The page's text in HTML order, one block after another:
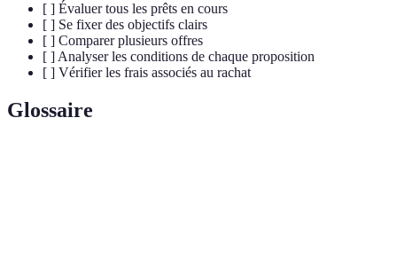
[ ] Évaluer tous les prêts en cours
[ ] Se fixer des objectifs clairs
[ ] Comparer plusieurs offres
[ ] Analyser les conditions de chaque proposition
[ ] Vérifier les frais associés au rachat
Glossaire